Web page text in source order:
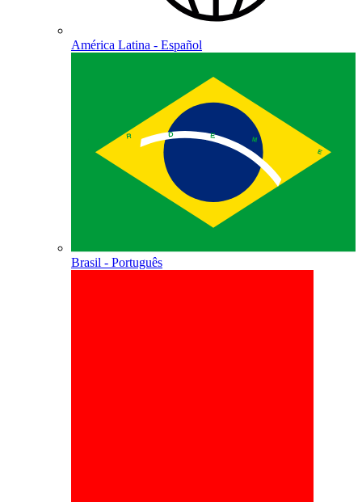
América Latina - Español
Brasil - Português